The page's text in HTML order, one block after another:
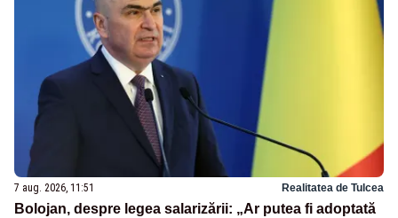
7 aug. 2026, 11:51 Realitatea de Tulcea
Bolojan, despre legea salarizării: „Ar putea fi adoptată